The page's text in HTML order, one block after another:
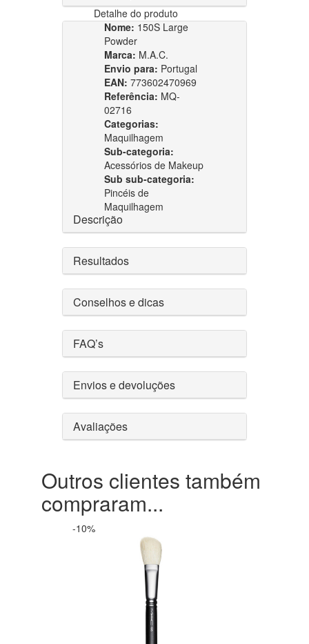
Detalhe do produto
Nome: 150S Large
Powder
Marca: M.A.C.
Envio para: Portugal
EAN: 773602470969
Referência: MQ-
02716
Categorias:
Maquilhagem
Sub-categoria:
Acessórios de Makeup
Sub sub-categoria:
Pincéis de
Maquilhagem
Descrição
Resultados
Conselhos e dicas
FAQ’s
Envios e devoluções
Avaliações
Outros clientes também
compraram...
-10%